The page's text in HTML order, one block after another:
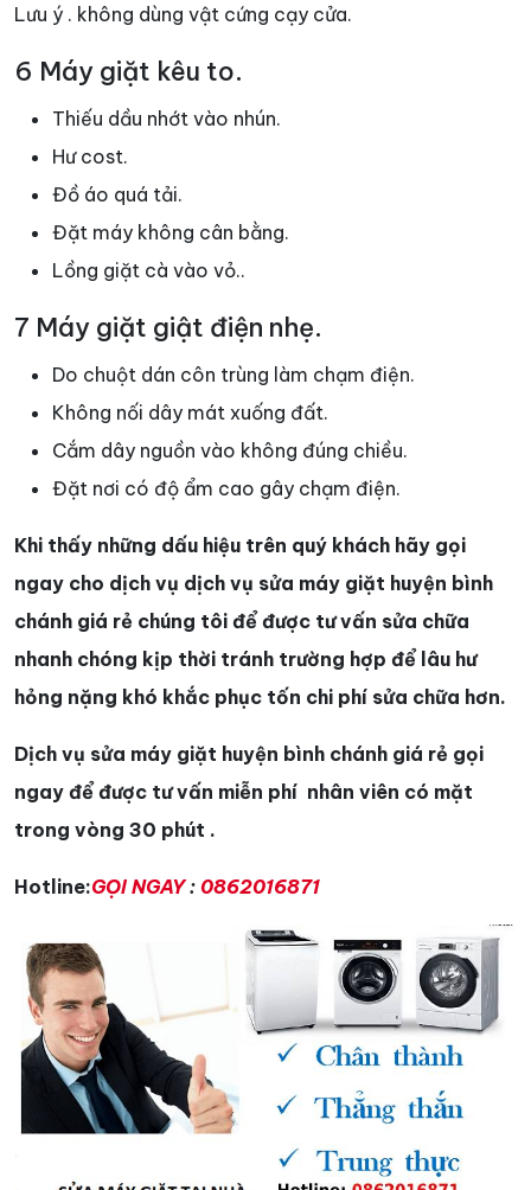
Lưu ý . không dùng vật cứng cạy cửa.
6 Máy giặt kêu to.
Thiếu dầu nhớt vào nhún.
Hư cost.
Đồ áo quá tải.
Đặt máy không cân bằng.
Lồng giặt cà vào vỏ..
7 Máy giặt giật điện nhẹ.
Do chuột dán côn trùng làm chạm điện.
Không nối dây mát xuống đất.
Cắm dây nguồn vào không đúng chiều.
Đặt nơi có độ ẩm cao gây chạm điện.
Khi thấy những dấu hiệu trên quý khách hãy gọi
ngay cho dịch vụ dịch vụ sửa máy giặt huyện bình
chánh giá rẻ chúng tôi để được tư vấn sửa chữa
nhanh chóng kịp thời tránh trường hợp để lâu hư
hỏng nặng khó khắc phục tốn chi phí sửa chữa hơn.
Dịch vụ sửa máy giặt huyện bình chánh giá rẻ gọi
ngay để được tư vấn miễn phí nhân viên có mặt
trong vòng 30 phút .
Hotline:GỌI NGAY: 0862016871